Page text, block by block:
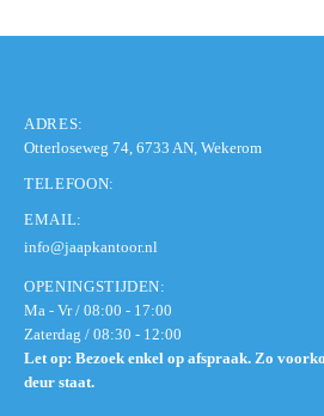
ADRES:
Otterloseweg 74, 6733 AN, Wekerom
TELEFOON:
EMAIL:
info@jaapkantoor.nl
OPENINGSTIJDEN:
Ma - Vr / 08:00 - 17:00
Zaterdag / 08:30 - 12:00
Let op: Bezoek enkel op afspraak. Zo
deur staat.